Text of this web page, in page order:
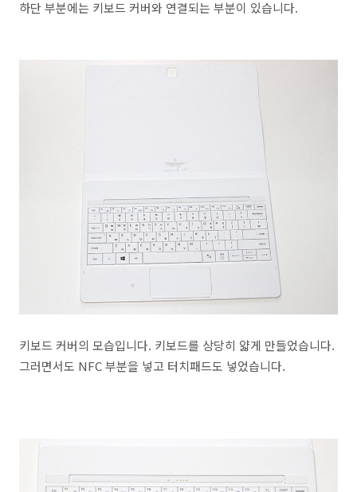
하단 부분에는 키보드 커버와 연결되는 부분이 있습니다.
키보드 커버의 모습입니다. 키보드를 상당히 얇게 만들었습니다.
그러면서도 NFC 부분을 넣고 터치패드도 넣었습니다.